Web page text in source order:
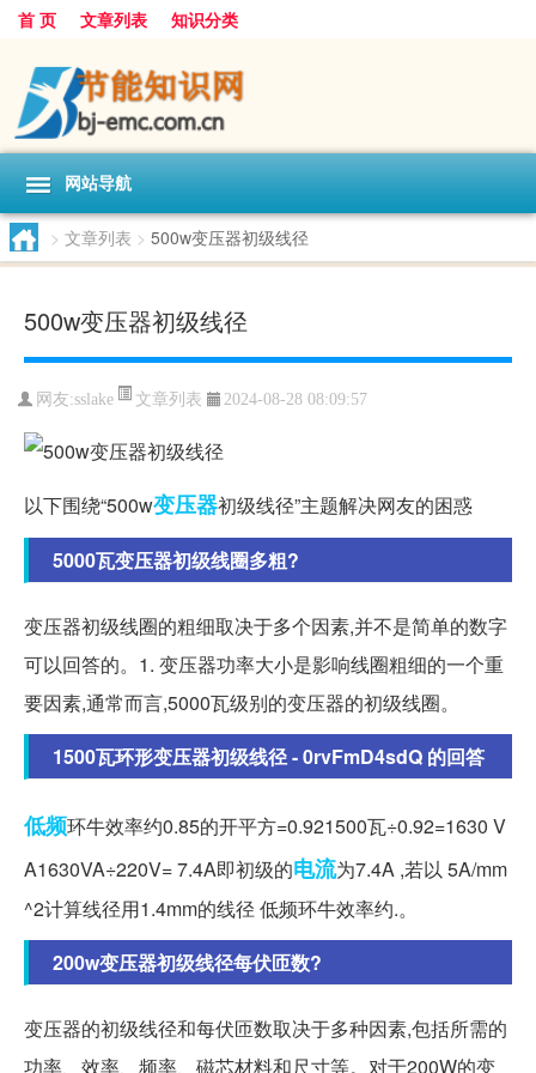
首 页 文章列表 知识分类
网站导航
> 文章列表 > 500w变压器初级线径
500w变压器初级线径
网友:sslake 文章列表 2024-08-28 08:09:57
以下围绕“500w变压器初级线径”主题解决网友的困惑
5000瓦变压器初级线圈多粗?
变压器初级线圈的粗细取决于多个因素,并不是简单的数字
可以回答的。1. 变压器功率大小是影响线圈粗细的一个重
要因素,通常而言,5000瓦级别的变压器的初级线圈。
1500瓦环形变压器初级线径 - 0rvFmD4sdQ 的回答
低频环牛效率约0.85的开平方=0.921500瓦÷0.92=1630 V
A1630VA÷220V= 7.4A即初级的电流为7.4A ,若以 5A/mm
^2计算线径用1.4mm的线径 低频环牛效率约.。
200w变压器初级线径每伏匝数?
变压器的初级线径和每伏匝数取决于多种因素,包括所需的
功率、效率、频率、磁芯材料和尺寸等。对于200W的变